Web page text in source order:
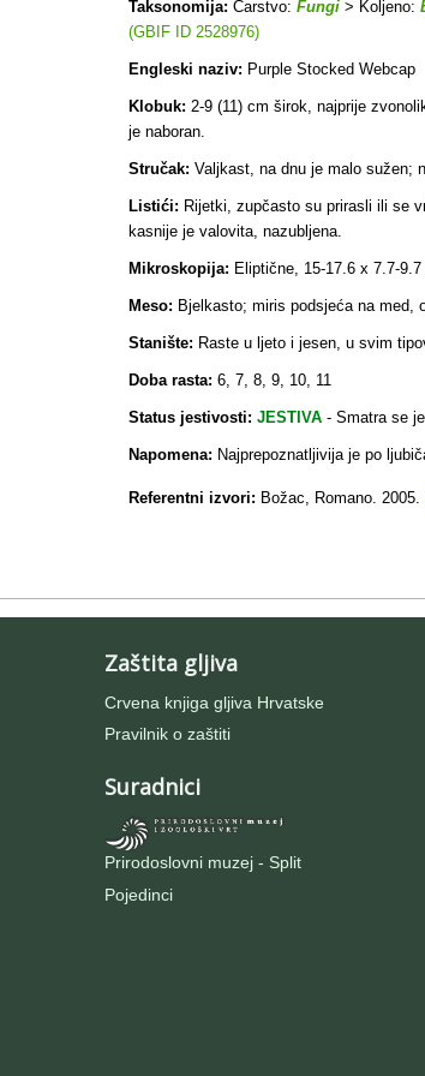
Taksonomija: Carstvo: Fungi > Koljeno:
(GBIF ID 2528976)
Engleski naziv: Purple Stocked Webcap
Klobuk: 2-9 (11) cm širok, najprije
je naboran.
Stručak: Valjkast, na dnu je malo sužen;
Listići: Rijetki, zupčasto su prirasli ili se
kasnije je valovita, nazubljena.
Mikroskopija: Eliptične, 15-17.6 x 7.7-
Meso: Bjelkasto; miris podsjeća na med,
Stanište: Raste u ljeto i jesen, u svim
Doba rasta: 6, 7, 8, 9, 10, 11
Status jestivosti: JESTIVA - Smatra se
Napomena: Najprepoznatljivija je po
Referentni izvori: Božac, Romano. 2005.
Zaštita gljiva
Crvena knjiga gljiva Hrvatske
Pravilnik o zaštiti
Suradnici
Prirodoslovni muzej - Split
Pojedinci